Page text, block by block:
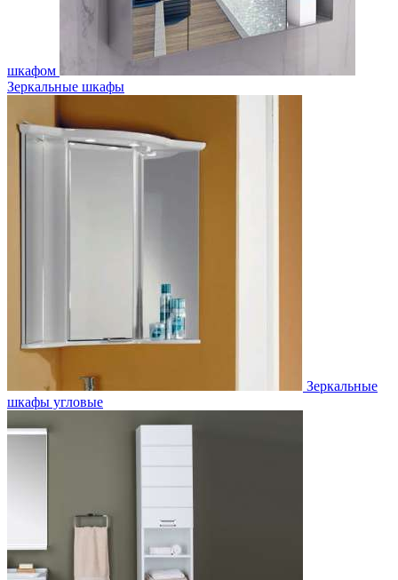
шкафом
Зеркальные шкафы
Зеркальные
шкафы угловые